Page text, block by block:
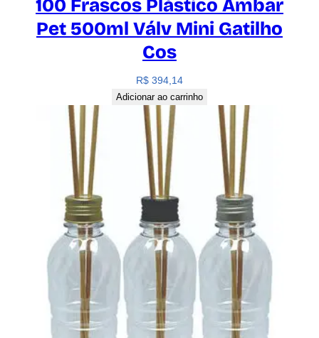
100 Frascos Plástico Âmbar
Pet 500ml Válv Mini Gatilho
Cos
R$ 394,14
Adicionar ao carrinho